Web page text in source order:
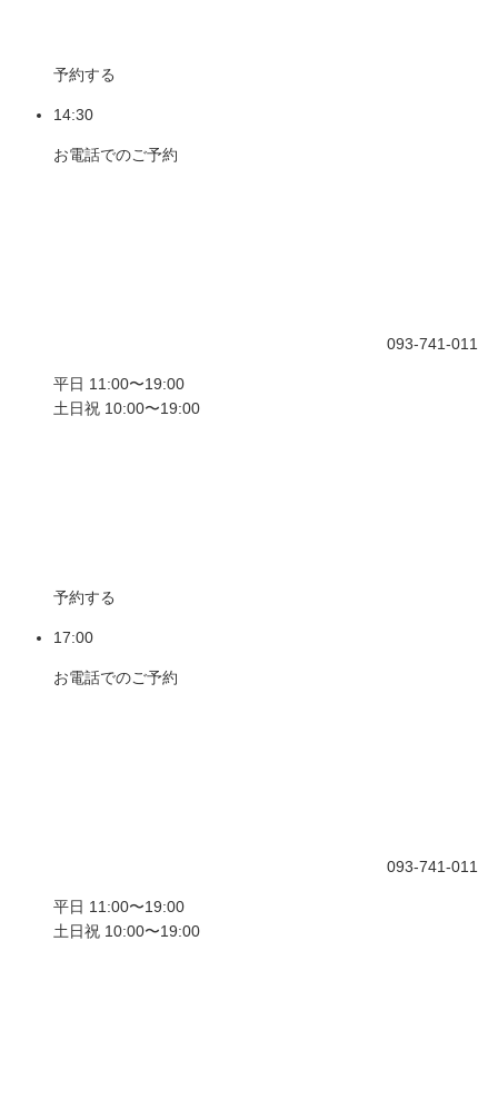
予約する
14:30
お電話でのご予約
093-741-011
平日 11:00〜19:00
土日祝 10:00〜19:00
予約する
17:00
お電話でのご予約
093-741-011
平日 11:00〜19:00
土日祝 10:00〜19:00